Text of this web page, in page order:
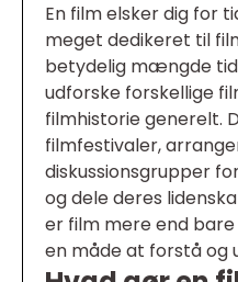
En film elsker dig for
meget dedikeret til
betydelig mængde
udforske forskellige
filmhistorie generelt.
filmfestivaler,
diskussionsgrupper
og dele deres
er film mere end
en måde at forstå og